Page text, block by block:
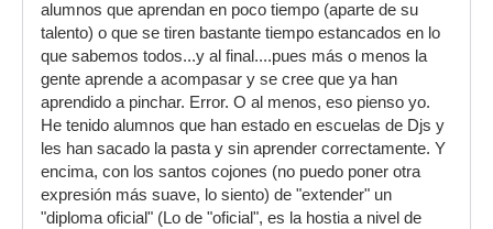
alumnos que aprendan en poco tiempo (aparte de su
talento) o que se tiren bastante tiempo estancados en lo
que sabemos todos...y al final....pues más o menos la
gente aprende a acompasar y se cree que ya han
aprendido a pinchar. Error. O al menos, eso pienso yo.
He tenido alumnos que han estado en escuelas de Djs y
les han sacado la pasta y sin aprender correctamente. Y
encima, con los santos cojones (no puedo poner otra
expresión más suave, lo siento) de "extender" un
"diploma oficial" (Lo de "oficial", es la hostia a nivel de